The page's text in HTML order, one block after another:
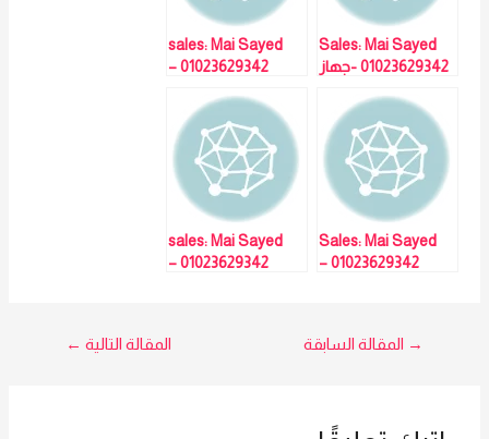
Sales: Mai Sayed
01023629342 -جهاز
sales: Mai Sayed
01023629342 –
وانصراف ZK-BL205
LX60
Sales: Mai Sayed
01023629342 –
sales: Mai Sayed
01023629342 –
تصفّح
→ المقالة السابقة المقالة التالية ←